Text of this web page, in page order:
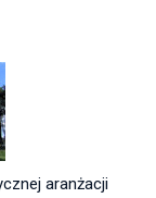
aranżacji